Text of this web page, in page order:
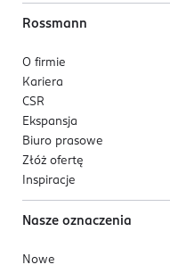
Rossmann
O firmie
Kariera
CSR
Ekspansja
Biuro prasowe
Złóż ofertę
Inspiracje
Nasze oznaczenia
Nowe